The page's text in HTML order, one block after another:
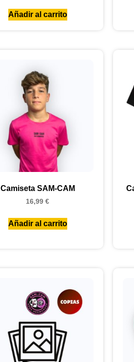
Añadir al carrito
Camiseta SAM-CAM
16,99 €
Añadir al carrito